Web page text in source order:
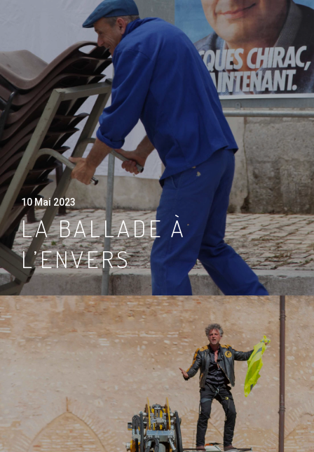
10 Mai 2023
LA BALLADE À
L’ENVERS